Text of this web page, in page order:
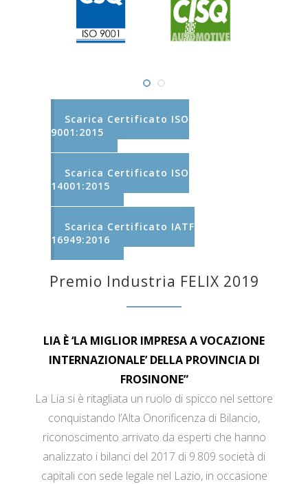
Scarica Certificato ISO
9001:2015
Scarica Certificato ISO
14001:2015
Scarica Certificato IATF
16949:2016
Premio Industria FELIX 2019
LIA È ‘LA MIGLIOR IMPRESA A VOCAZIONE
INTERNAZIONALE’ DELLA PROVINCIA DI
FROSINONE”
La Lia si è ritagliata un ruolo di spicco nel settore
conquistando l’Alta Onorificenza di Bilancio,
riconoscimento arrivato da esperti che hanno
analizzato i bilanci del 2017 di 9.809 società di
capitali con sede legale nel Lazio, in occasione